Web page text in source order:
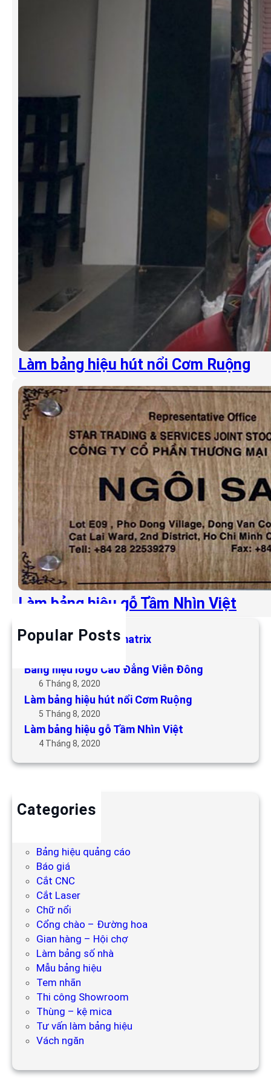
Làm bảng hiệu hút nổi Cơm Ruộng
Làm bảng hiệu gỗ Tầm Nhìn Việt
Popular Posts
Làm bảng hiệu LED matrix
Bảng hiệu logo Cao Đẳng Viễn Đông
6 Tháng 8, 2020
Làm bảng hiệu hút nổi Cơm Ruộng
5 Tháng 8, 2020
Làm bảng hiệu gỗ Tầm Nhìn Việt
4 Tháng 8, 2020
Categories
Bảng hiệu quảng cáo
Báo giá
Cắt CNC
Cắt Laser
Chữ nổi
Cổng chào – Đường hoa
Gian hàng – Hội chợ
Làm bảng số nhà
Mẫu bảng hiệu
Tem nhãn
Thi công Showroom
Thùng – kệ mica
Tư vấn làm bảng hiệu
Vách ngăn